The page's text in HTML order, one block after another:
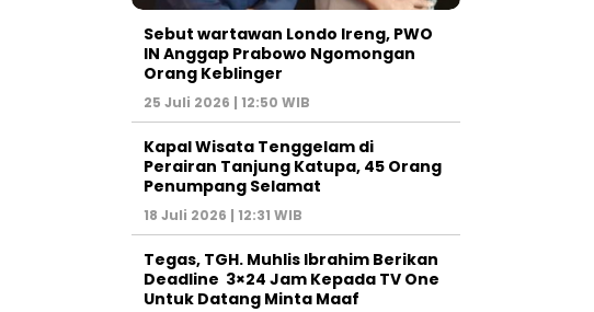
Sebut wartawan Londo Ireng, PWO
IN Anggap Prabowo Ngomongan
Orang Keblinger
25 Juli 2026 | 12:50 WIB
Kapal Wisata Tenggelam di
Perairan Tanjung Katupa, 45 Orang
Penumpang Selamat
18 Juli 2026 | 12:31 WIB
Tegas, TGH. Muhlis Ibrahim Berikan
Deadline 3×24 Jam Kepada TV One
Untuk Datang Minta Maaf